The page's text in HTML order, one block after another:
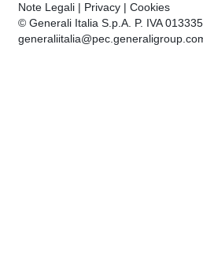
Note Legali | Privacy | Cookies
© Generali Italia S.p.A. P. IVA